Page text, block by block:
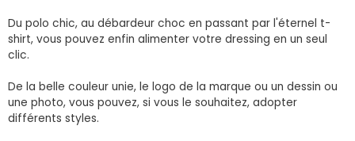
Du polo chic, au débardeur choc en passant par l'éternel t-
shirt, vous pouvez enfin alimenter votre dressing en un seul
clic.
De la belle couleur unie, le logo de la marque ou un dessin ou
une photo, vous pouvez, si vous le souhaitez, adopter
différents styles.